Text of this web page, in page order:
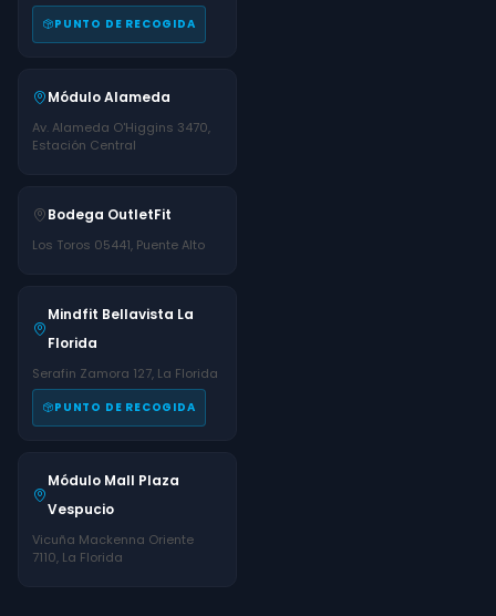
PUNTO DE RECOGIDA
Módulo Alameda
Av. Alameda O'Higgins 3470,
Estación Central
Bodega OutletFit
Los Toros 05441, Puente Alto
Mindfit Bellavista La
Florida
Serafin Zamora 127, La Florida
PUNTO DE RECOGIDA
Módulo Mall Plaza
Vespucio
Vicuña Mackenna Oriente
7110, La Florida